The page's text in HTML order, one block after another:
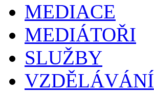
MEDIACE
MEDIÁTOŘI
SLUŽBY
VZDĚLÁVÁNÍ